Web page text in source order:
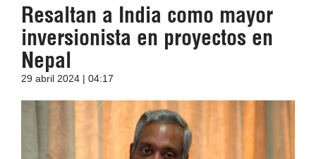
Resaltan a India como mayor
inversionista en proyectos en
Nepal
29 abril 2024 | 04:17